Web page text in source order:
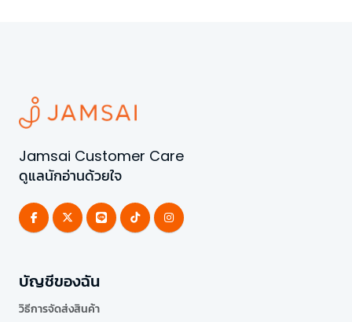
Jamsai Customer Care
ดูแลนักอ่านด้วยใจ
บัญชีของฉัน
วิธีการจัดส่งสินค้า